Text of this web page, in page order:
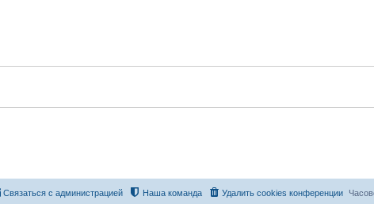
Удалить cookies конференции
Наша команда
Связаться с администрацией